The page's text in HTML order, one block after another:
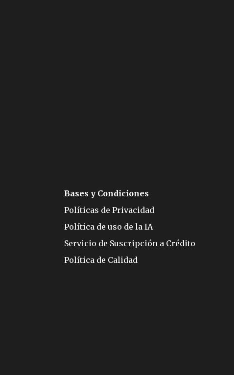
Bases y Condiciones
Políticas de Privacidad
Política de uso de la IA
Servicio de Suscripción a Crédito
Política de Calidad